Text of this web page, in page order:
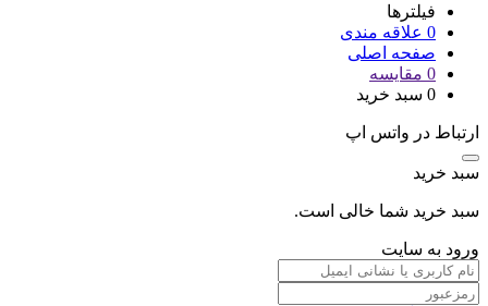
فیلترها
0 علاقه مندی
صفحه اصلی
0 مقایسه
0 سبد خرید
ارتباط در واتس اپ
سبد خرید
سبد خرید شما خالی است.
ورود به سایت